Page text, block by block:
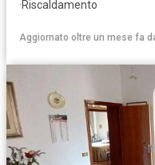
·Riscaldamento
Aggiornato oltre un mese fa